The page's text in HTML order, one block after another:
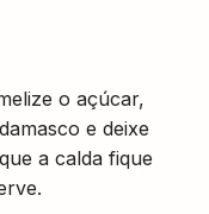
o açúcar,
e deixe
a calda fique